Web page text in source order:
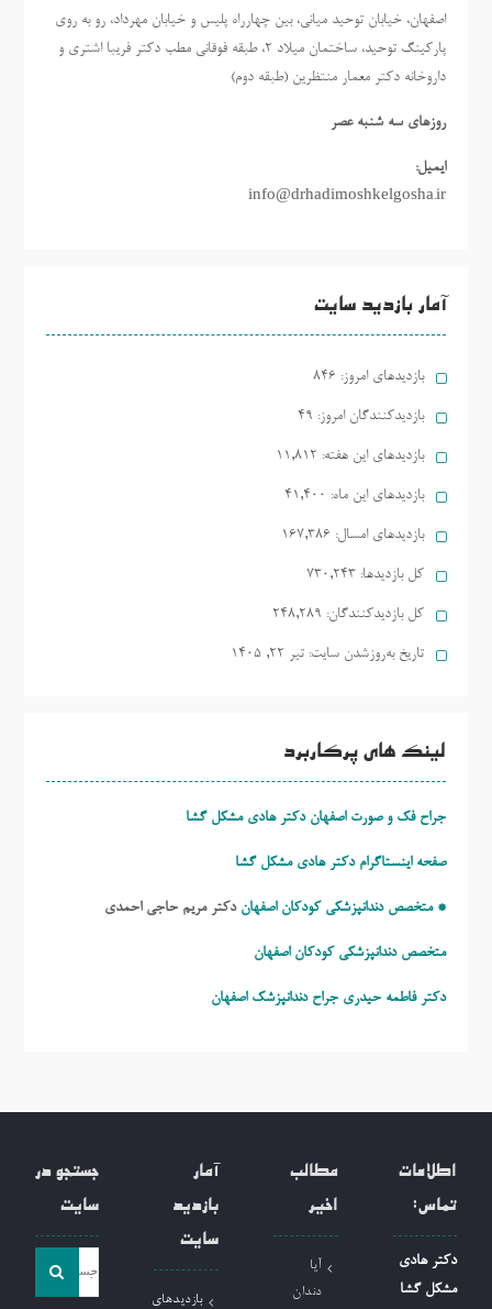
اصفهان، خیابان توحید میانی، بین چهارراه پلیس و خیابان مهرداد، رو به روی
پارکینگ توحید، ساختمان میلاد ٢، طبقه فوقانی مطب دکتر فریبا اشتری و
داروخانه دکتر معمار منتظرین (طبقه دوم)
روزهاي سه شنبه عصر
ایمیل:
info@drhadimoshkelgosha.ir
آمار بازدید سایت
بازدیدهای امروز: 846
بازدیدکنندگان امروز: 49
بازدیدهای این هفته: 11,812
بازدیدهای این ماه: 41,400
بازدیدهای امسال: 167,386
کل بازدیدها: 730,243
کل بازدیدکنند‌گان: 248,289
تاریخ به‌روزشدن سایت: تیر ۲۲, ۱۴۰۵
لینک های پرکاربرد
جراح فک و صورت اصفهان دکتر هادی مشکل گشا
صفحه اینستاگرام دکتر هادی مشکل گشا
* متخصص دندانپزشکی کودکان اصفهان دکتر مریم حاجی احمدی
متخصص دندانپزشکی کودکان اصفهان
دکتر فاطمه حیدری جراح دندانپزشک اصفهان
اطلاعات
تماس:
دکتر هادی
مشکل گشا
مطالب
اخیر
آیا
دندان
آمار
بازدید
سایت
بازدیدهای
جستجو در
سایت